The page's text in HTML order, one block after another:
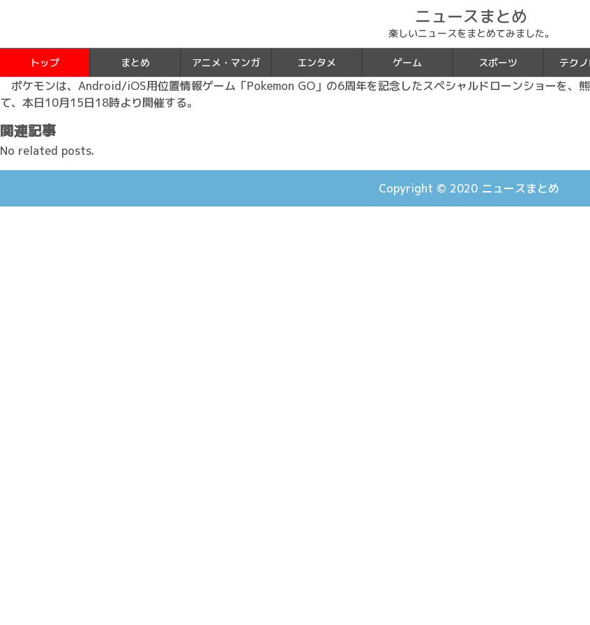
ニュースまとめ
楽しいニュースをまとめてみました。
トップ まとめ アニメ・マンガ エンタメ ゲーム スポーツ テク
ポケモンは、Android/iOS用位置情報ゲーム「Pokemon GO」の6周年を記念したスペシャルドローンショーを、
て、本日10月15日18時より開催する。
関連記事
No related posts.
Copyright © 2020 ニュースまとめ